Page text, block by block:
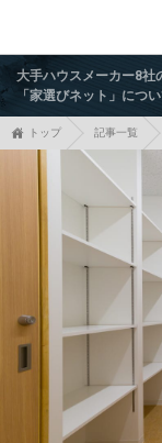
大手ハウスメーカー8社
「家選びネット」につ
トップ 記事一覧